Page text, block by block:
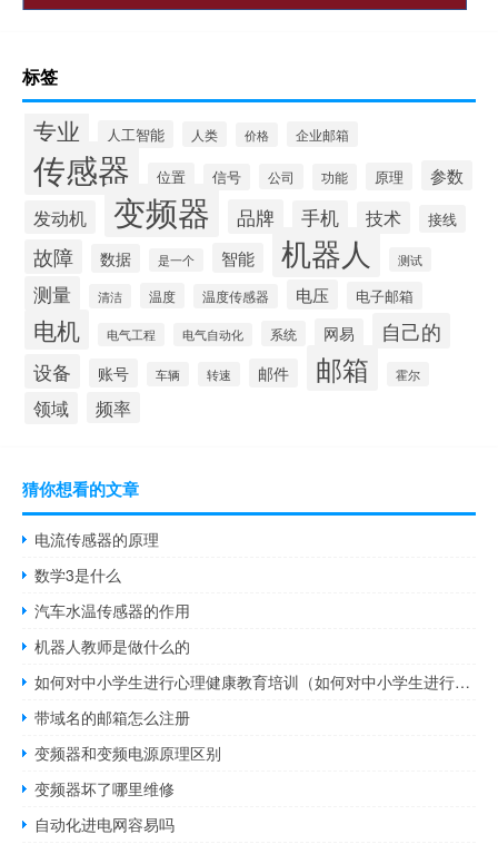
标签
专业 人工智能 人类 价格 企业邮箱
传感器 位置 信号 公司 功能 原理 参数
发动机 变频器 品牌 手机 技术 接线
故障 数据 是一个 智能 机器人 测试
测量 清洁 温度 温度传感器 电压 电子邮箱
电机 电气工程 电气自动化 系统 网易 自己的
设备 账号 车辆 转速 邮件 邮箱 霍尔
领域 频率
猜你想看的文章
电流传感器的原理
数学3是什么
汽车水温传感器的作用
机器人教师是做什么的
如何对中小学生进行心理健康教育培训（如何对中小学生进行心理健康教育）
带域名的邮箱怎么注册
变频器和变频电源原理区别
变频器坏了哪里维修
自动化进电网容易吗